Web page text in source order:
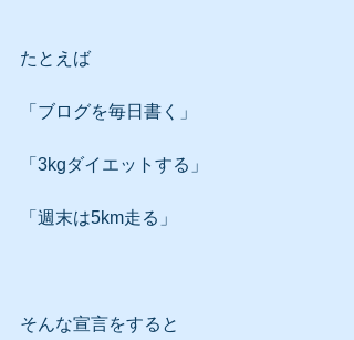
たとえば
「ブログを毎日書く」
「3kgダイエットする」
「週末は5km走る」
そんな宣言をすると